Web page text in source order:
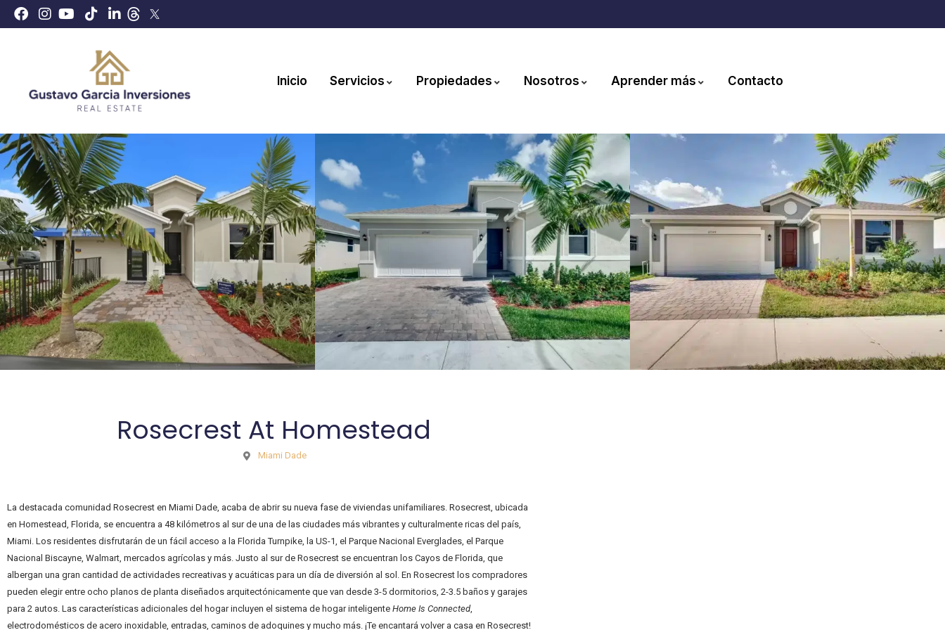
Inicio Servicios Propiedades Nosotros Aprender más Contacto
Rosecrest At Homestead
Miami Dade
La destacada comunidad Rosecrest en Miami Dade, acaba de abrir su nueva fase de viviendas unifamiliares. Rosecrest, ubicada
en Homestead, Florida, se encuentra a 48 kilómetros al sur de una de las ciudades más vibrantes y culturalmente ricas del país,
Miami. Los residentes disfrutarán de un fácil acceso a la Florida Turnpike, la US-1, el Parque Nacional Everglades, el Parque
Nacional Biscayne, Walmart, mercados agrícolas y más. Justo al sur de Rosecrest se encuentran los Cayos de Florida, que
albergan una gran cantidad de actividades recreativas y acuáticas para un día de diversión al sol. En Rosecrest los compradores
pueden elegir entre ocho planos de planta diseñados arquitectónicamente que van desde 3-5 dormitorios, 2-3.5 baños y garajes
para 2 autos. Las características adicionales del hogar incluyen el sistema de hogar inteligente Home Is Connected,
electrodomésticos de acero inoxidable, entradas, caminos de adoquines y mucho más. ¡Te encantará volver a casa en Rosecrest!